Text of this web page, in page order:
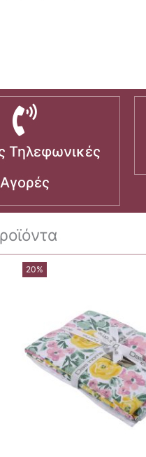
Τηλεφωνικές
Αγορές
20%